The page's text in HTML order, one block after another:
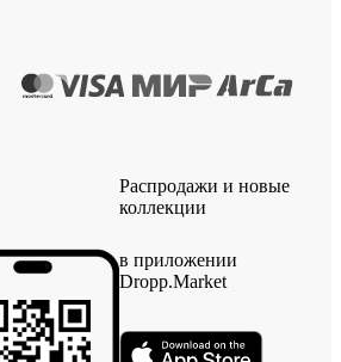
Распродажи и новые
коллекции
в приложении
Dropp.Market